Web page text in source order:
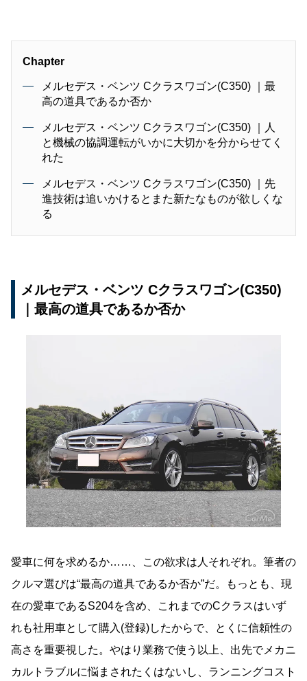
「2020年、人工知能は車を運転するのか」（イ
全運転管理者法定講習における講師を拝命。
Chapter
メルセデス・ベンツ Cクラスワゴン(C350) ｜最
高の道具であるか否か
メルセデス・ベンツ Cクラスワゴン(C350) ｜人
と機械の協調運転がいかに大切かを分からせてく
れた
メルセデス・ベンツ Cクラスワゴン(C350) ｜先
進技術は追いかけるとまた新たなものが欲しくな
る
メルセデス・ベンツ Cクラスワゴン(C350)
｜最高の道具であるか否か
愛車に何を求めるか……、この欲求は人それぞれ。筆者の
クルマ選びは“最高の道具であるか否か”だ。もっとも、現
在の愛車であるS204を含め、これまでのCクラスはいず
れも社用車として購入(登録)したからで、とくに信頼性の
高さを重要視した。やはり業務で使う以上、出先でメカニ
カルトラブルに悩まされたくはないし、ランニングコスト